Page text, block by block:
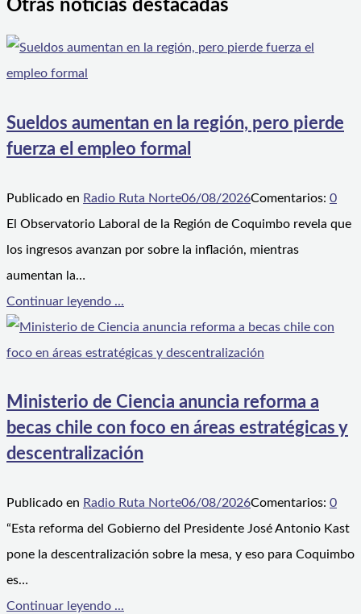
Otras noticias destacadas
Sueldos aumentan en la región, pero pierde
fuerza el empleo formal
Publicado en Radio Ruta Norte06/08/2026Comentarios: 0
El Observatorio Laboral de la Región de Coquimbo revela que
los ingresos avanzan por sobre la inflación, mientras
aumentan la…
Continuar leyendo ...
Ministerio de Ciencia anuncia reforma a
becas chile con foco en áreas estratégicas y
descentralización
Publicado en Radio Ruta Norte06/08/2026Comentarios: 0
“Esta reforma del Gobierno del Presidente José Antonio Kast
pone la descentralización sobre la mesa, y eso para Coquimbo
es…
Continuar leyendo ...